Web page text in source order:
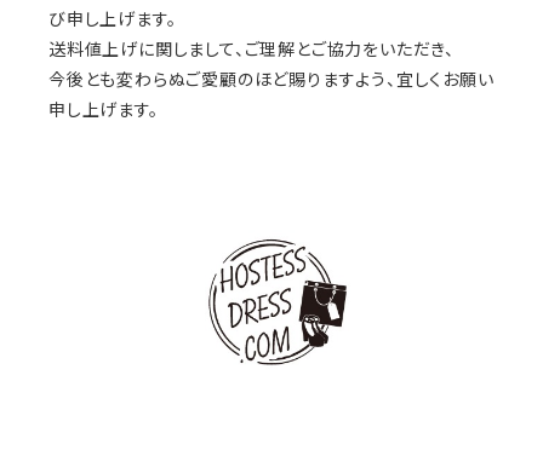
び申し上げます。
送料値上げに関しまして、ご理解とご協力をいただき、
今後とも変わらぬご愛顧のほど賜りますよう、宜しくお願い
申し上げます。